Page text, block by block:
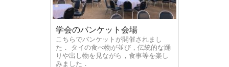
学会のバンケット会場
こちらでバンケットが開催されまし
た． タイの食べ物が並び，伝統的な踊
りや出し物を見ながら，食事等を楽し
みました．